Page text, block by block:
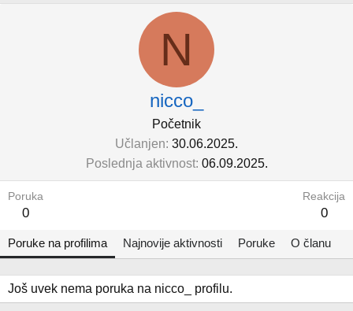
N
nicco_
Početnik
Učlanjen 30.06.2025.
Poslednja aktivnost 06.09.2025.
Poruka
0
Reakcija
0
Poruke na profilima Najnovije aktivnosti Poruke O članu
Još uvek nema poruka na nicco_ profilu.